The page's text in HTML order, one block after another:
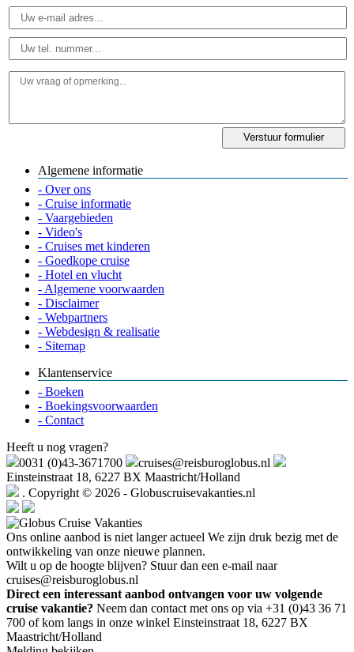
Algemene informatie
- Over ons
- Cruise informatie
- Vaargebieden
- Video's
- Cruises met kinderen
- Goedkope cruise
- Hotel en vlucht
- Algemene voorwaarden
- Disclaimer
- Webpartners
- Webdesign & realisatie
- Sitemap
Klantenservice
- Boeken
- Boekingsvoorwaarden
- Contact
Heeft u nog vragen?
0031 (0)43-3671700
cruises@reisburoglobus.nl
Einsteinstraat 18, 6227 BX Maastricht/Holland
. Copyright © 2026 - Globuscruisevakanties.nl
Ons online aanbod is niet langer actueel We zijn druk bezig met de
ontwikkeling van onze nieuwe plannen.
Wilt u op de hoogte blijven? Stuur dan een e-mail naar
cruises@reisburoglobus.nl
Direct een interessant aanbod ontvangen voor uw volgende
cruise vakantie? Neem dan contact met ons op via +31 (0)43 36 71
700 of kom langs in onze winkel Einsteinstraat 18, 6227 BX
Maastricht/Holland